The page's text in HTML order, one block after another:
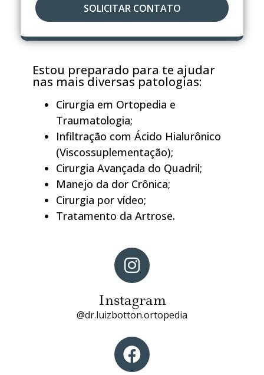
Estou preparado para te ajudar
nas mais diversas patologias:
Cirurgia em Ortopedia e
Traumatologia;
Infiltração com Ácido Hialurônico
(Viscossuplementação);
Cirurgia Avançada do Quadril;
Manejo da dor Crônica;
Cirurgia por vídeo;
Tratamento da Artrose.
Instagram
@dr.luizbotton.ortopedia
SOLICITAR CONTATO